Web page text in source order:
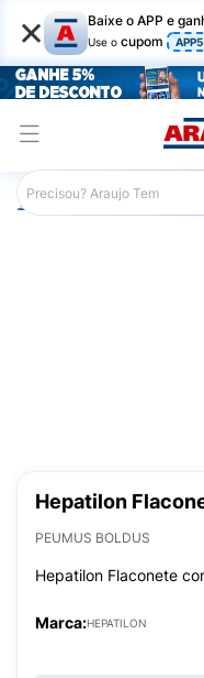
× Baixe o APP e
Use o cupom APP5
Araujo
Hepatilon
PEUMUS BOLDUS
Hepatilon Flaconete
Marca:HEPATILON